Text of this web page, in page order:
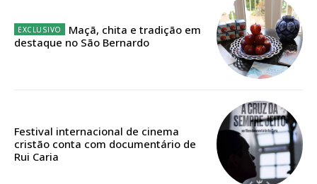
Edição em papel entregue à Quinta-feira em sua
casa
Acesso ao conteúdo online
Acesso aos conteúdos Exclusivos para
Escolha o plano
Maçã, chita e tradição em
destaque no São Bernardo
Festival internacional de cinema
cristão conta com documentário de
Rui Caria